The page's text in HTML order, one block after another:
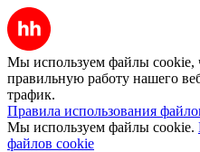
Мы используем файлы cookie,
правильную работу нашего
трафик.
Правила использования
Мы используем файлы cookie.
файлов cookie